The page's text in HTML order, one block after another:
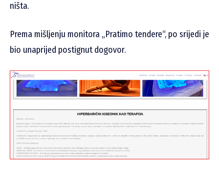
ništa.
Prema mišljenju monitora „Pratimo tendere“, po srijedi je
bio unaprijed postignut dogovor.